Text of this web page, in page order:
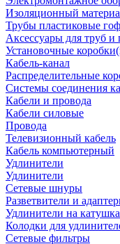
Изоляционный
Трубы пластиковые
Аксессуары для труб и
Установочные
Кабель-канал
Распределительные
Системы соединения
Кабели и провода
Кабели силовые
Провода
Телевизионный кабель
Кабель компьютерный
Удлинители
Удлинители
Сетевые шнуры
Разветвители и
Удлинители на
Колодки для
Сетевые фильтры